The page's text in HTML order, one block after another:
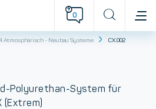
0
Atmosphärisch - Neubau Systeme CX.002
Polyurethan-System für
(Extrem)